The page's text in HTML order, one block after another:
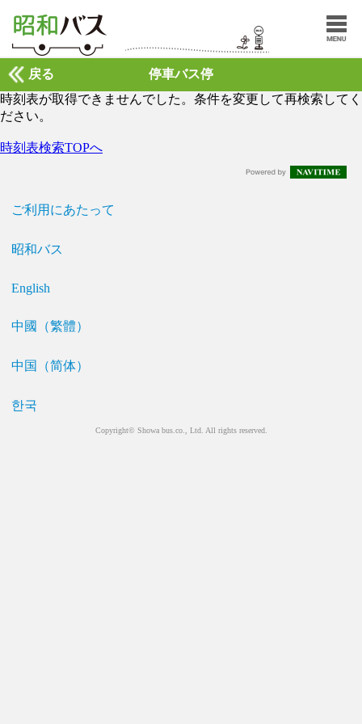
停車バス停
戻る
時刻表が取得できませんでした。条件を変更して再検索してく
ださい。
時刻表検索TOPへ
ご利用にあたって
昭和バス
English
中國（繁體）
中国（简体）
한국
Copyright© Showa bus.co., Ltd. All rights reserved.